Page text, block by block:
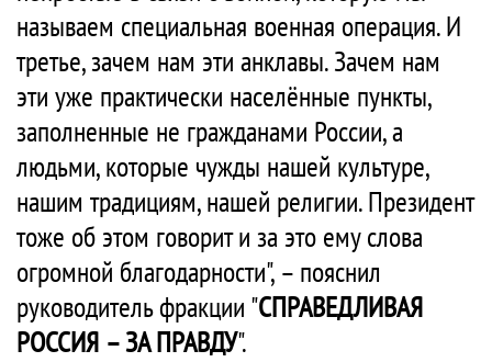
называем специальная военная операция. И
третье, зачем нам эти анклавы. Зачем нам
эти уже практически населённые пункты,
заполненные не гражданами России, а
людьми, которые чужды нашей культуре,
нашим традициям, нашей религии. Президент
тоже об этом говорит и за это ему слова
огромной благодарности", – пояснил
руководитель фракции "СПРАВЕДЛИВАЯ
РОССИЯ – ЗА ПРАВДУ".